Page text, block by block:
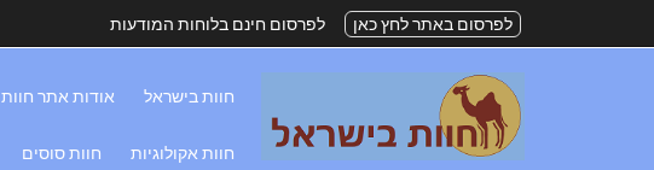
לפרסום באתר לחץ כאן לפרסום חינם בלוחות המודעות
חוות בישראל אודות אתר חוות
חוות אקולוגיות חוות סוסים